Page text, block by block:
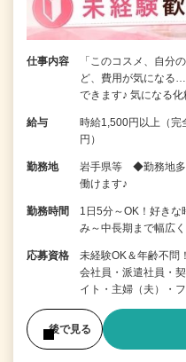
仕事内容
「このコスメ、自分
ど、費用が気になる
できます♪ 気になる
給与
時給1,500円以上（完
円）
勤務地
岩手県等 ◆勤務地多
働けます♪
勤務時間
1日5分～OK！好き
み～中長期まで幅広
応募資格
未経験OK＆年齢不問
会社員・派遣社員・
イト・主婦（夫）・
後で見る